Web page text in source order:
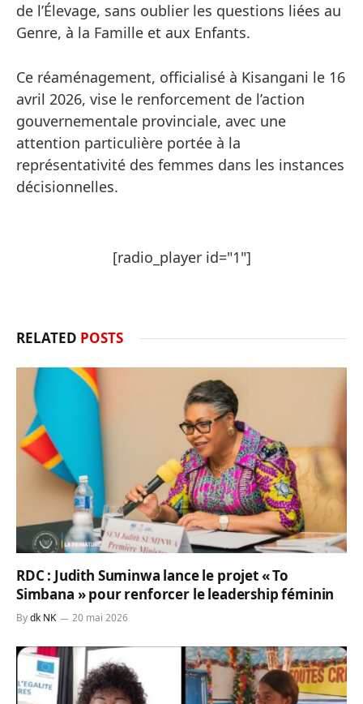
de l’Élevage, sans oublier les questions liées au
Genre, à la Famille et aux Enfants.
Ce réaménagement, officialisé à Kisangani le 16
avril 2026, vise le renforcement de l’action
gouvernementale provinciale, avec une
attention particulière portée à la
représentativité des femmes dans les instances
décisionnelles.
[radio_player id="1"]
RELATED POSTS
RDC : Judith Suminwa lance le projet « To
Simbana » pour renforcer le leadership féminin
Bydk NK 20 mai 2026